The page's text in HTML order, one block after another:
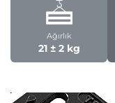
Ağırlık
21 ± 2 kg